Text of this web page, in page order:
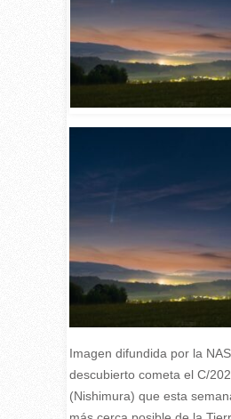
Imagen difundida por la
descubierto cometa el C/
(Nishimura) que esta